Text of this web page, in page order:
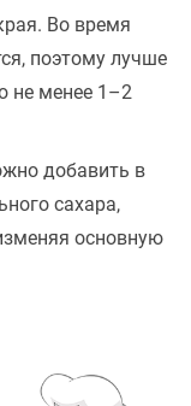
Во время
поэтому лучше
не менее 1–2
добавить в
сахара,
основную